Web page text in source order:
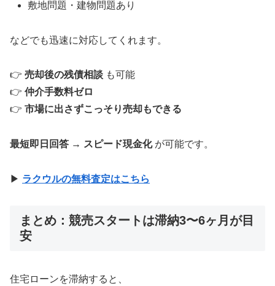
敷地問題・建物問題あり
などでも迅速に対応してくれます。
👉 売却後の残債相談 も可能
👉 仲介手数料ゼロ
👉 市場に出さずこっそり売却もできる
最短即日回答 → スピード現金化が可能です。
▶︎ ラクウルの無料査定はこちら
まとめ：競売スタートは滞納3〜6ヶ月が目
安
住宅ローンを滞納すると、